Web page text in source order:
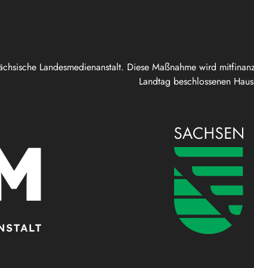
Landesmedienanstalt. Diese Maßnahme wird
Landtag beschlossenen